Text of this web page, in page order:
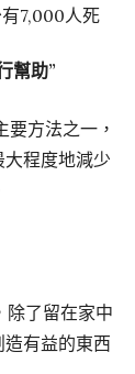
7,000人死
幫助”
方法之一，
程度地減少
除了留在家中
有益的東西